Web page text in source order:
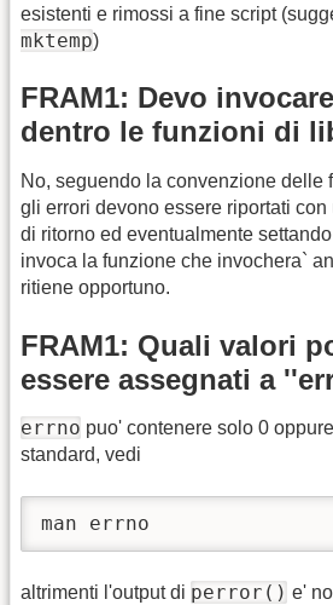
esistenti e rimossi a fine script
mktemp)
FRAM1: Devo
dentro le funzioni di
No, seguendo la convenzione delle
gli errori devono essere riportati
di ritorno ed eventualmente settando
invoca la funzione che invochera`
ritiene opportuno.
FRAM1: Quali valori
essere assegnati a
errno puo' contenere solo 0
standard, vedi
man errno
altrimenti l'output di perror() e'